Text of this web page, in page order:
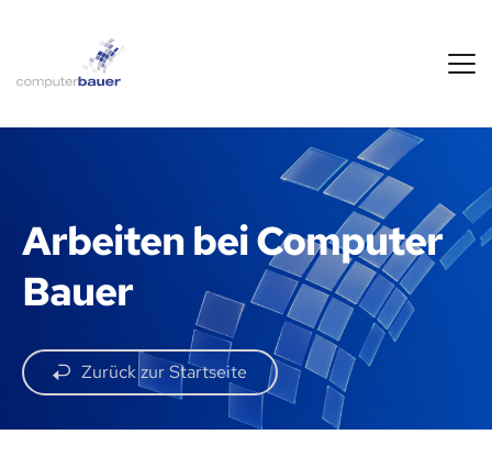
Arbeiten bei Computer
Bauer
Zurück zur Startseite